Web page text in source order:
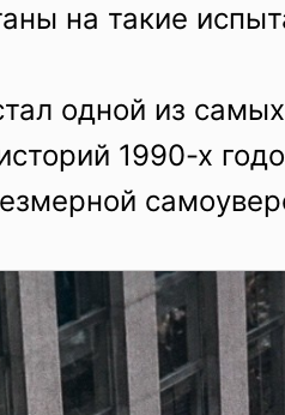
на такие
одной из
1990-х